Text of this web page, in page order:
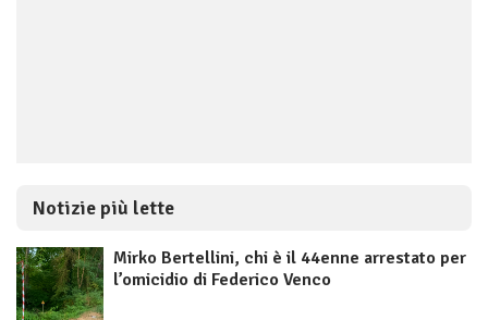
Notizie più lette
Mirko Bertellini, chi è il 44enne arrestato per
l’omicidio di Federico Venco